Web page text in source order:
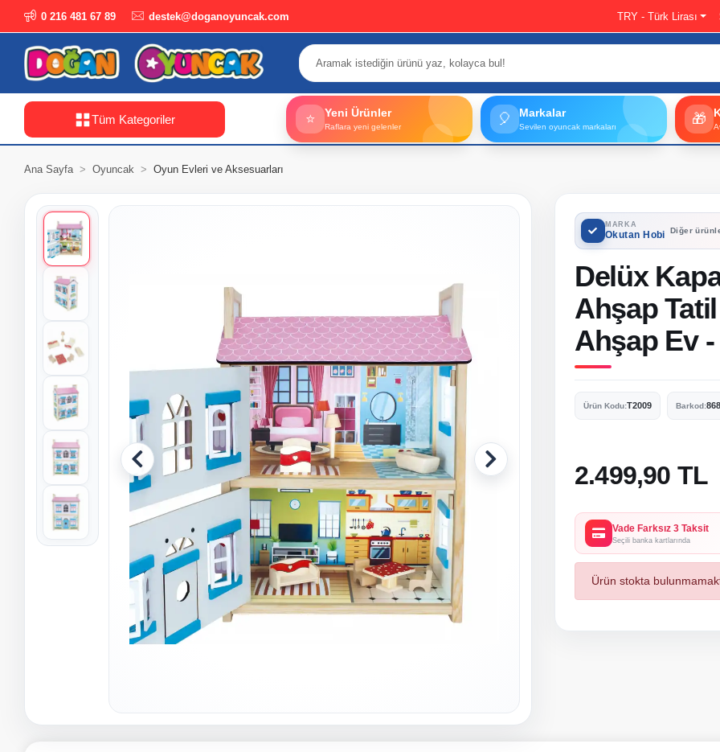
0 216 481 67 89 destek@doganoyuncak.com TRY - Türk Lirası
Tüm Kategoriler ⭐ Yeni Ürünler
Raflara yeni gelenler 🎈 Markalar
Sevilen oyuncak markaları 🎁
Ana Sayfa Oyuncak Oyun Evleri ve Aksesuarları
MARKA
Okutan Hobi Diğer
Delüx
Ahşap
Ahşap Ev
Ürün Kodu:T2009 Barkod:
2.499,90 TL
Vade Farksız 3 Taksit
Seçili banka kartlarında
Ürün stokta